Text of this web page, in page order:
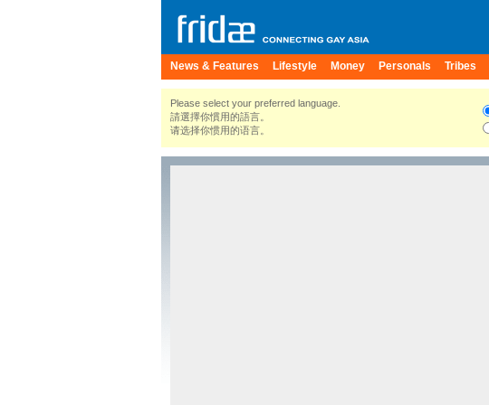
News & Features Lifestyle Money Personals Tribes
Please select your preferred language.
請選擇你慣用的語言。
请选择你惯用的语言。